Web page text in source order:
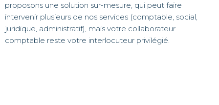
proposons une solution sur-mesure, qui peut faire
intervenir plusieurs de nos services (comptable, social,
juridique, administratif), mais votre collaborateur
comptable reste votre interlocuteur privilégié.